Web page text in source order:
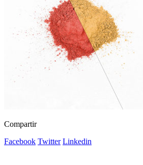
Compartir
Facebook Twitter Linkedin